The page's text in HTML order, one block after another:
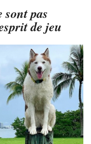
sont pas
de jeu